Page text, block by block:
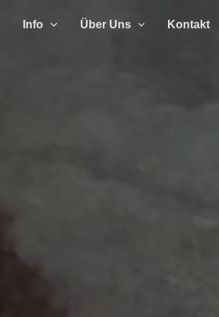
Info Über Uns Kontakt